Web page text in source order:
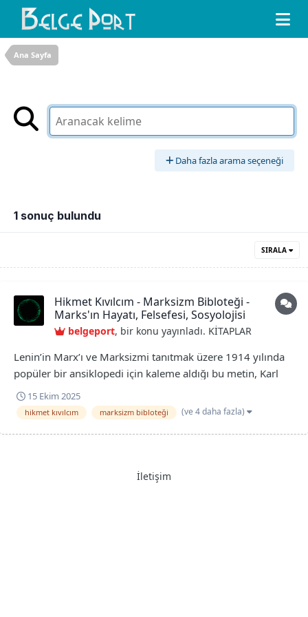
Ana Sayfa
Daha fazla arama seçeneği
1 sonuç bulundu
SIRALA
Hikmet Kıvılcım - Marksizm Bibloteği -
Marks'ın Hayatı, Felsefesi, Sosyolojisi
belgeport, bir konu yayınladı. KİTAPLAR
Lenin’in Marx’ı ve Marksizmi tanıtmak üzere 1914 yılında
popüler bir ansiklopedi için kaleme aldığı bu metin, Karl
Marx’ın kısa yaşamöyküsünü ve Marksizmin yoğun ve
anlaşılır bir özetini sunuyor. Daha sonra, Lenin’in
sağlığında, kitapçık olarak da yayınlanan bu parlak özet,
15 Ekim 2025
hikmet kıvılcım marksizm bibloteği (ve 4 daha fazla)
İletişim